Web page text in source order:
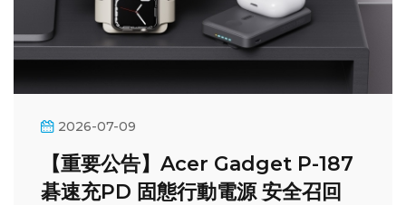
2026-07-09
【重要公告】Acer Gadget P-187
碁速充PD 固態行動電源 安全召回